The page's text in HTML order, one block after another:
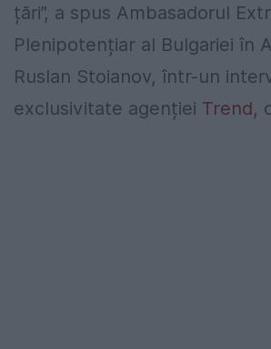
țări”, a spus Ambasadorul
Plenipotențiar al Bulgariei în
Ruslan Stoianov, într-un
exclusivitate agenției Trend,